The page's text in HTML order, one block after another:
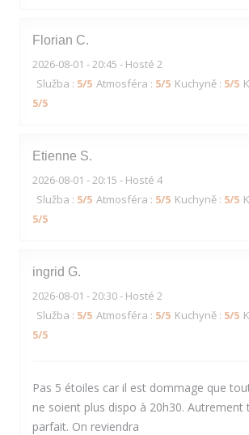
Florian C
2026-08-01 - 20:45 - Hosté 2
Služba : 5/5 Atmosféra : 5/5 Kuchyně : 5/5
5/5
Etienne S
2026-08-01 - 20:15 - Hosté 4
Služba : 5/5 Atmosféra : 5/5 Kuchyně : 5/5
5/5
ingrid G
2026-08-01 - 20:30 - Hosté 2
Služba : 5/5 Atmosféra : 5/5 Kuchyně : 5/5
5/5
Pas 5 étoiles car il est dommage que
ne soient plus dispo à 20h30. Autrement
parfait. On reviendra